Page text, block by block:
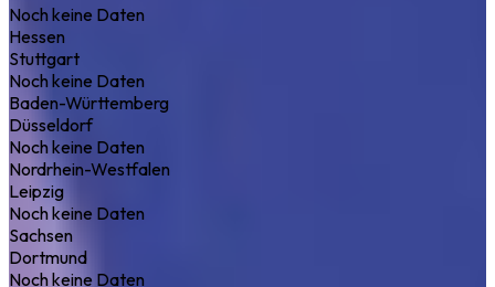
Noch keine Daten
Hessen
Stuttgart
Noch keine Daten
Baden-Württemberg
Düsseldorf
Noch keine Daten
Nordrhein-Westfalen
Leipzig
Noch keine Daten
Sachsen
Dortmund
Noch keine Daten